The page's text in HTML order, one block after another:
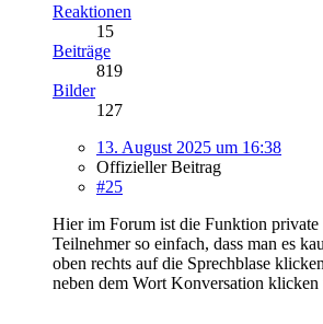
Reaktionen
15
Beiträge
819
Bilder
127
13. August 2025 um 16:38
Offizieller Beitrag
#25
Hier im Forum ist die Funktion private
Teilnehmer so einfach, dass man es
oben rechts auf die Sprechblase
neben dem Wort Konversation klicken